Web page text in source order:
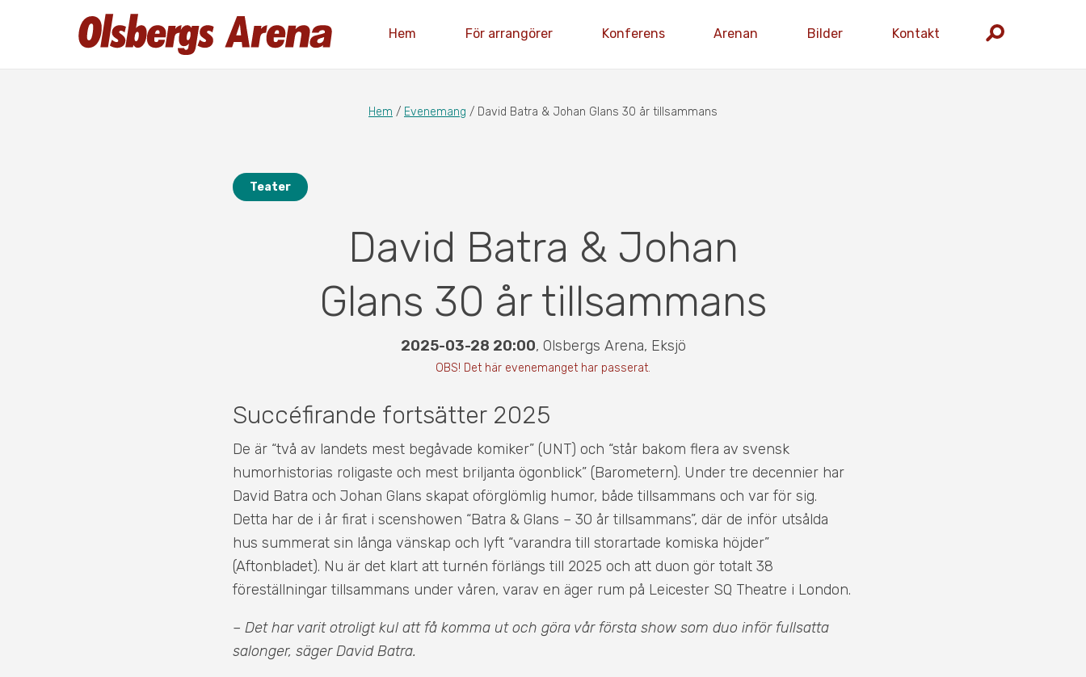
Hem För arrangörer Konferens Arenan Bilder Kontakt
Hem / Evenemang / David Batra & Johan Glans 30 år tillsammans
Teater
David Batra & Johan
Glans 30 år tillsammans
2025-03-28 20:00, Olsbergs Arena, Eksjö
OBS! Det här evenemanget har passerat.
Succéfirande fortsätter 2025
De är “två av landets mest begåvade komiker” (UNT) och “står bakom flera av svensk
humorhistorias roligaste och mest briljanta ögonblick” (Barometern). Under tre decennier har
David Batra och Johan Glans skapat oförglömlig humor, både tillsammans och var för sig.
Detta har de i år firat i scenshowen “Batra & Glans – 30 år tillsammans”, där de inför utsålda
hus summerat sin långa vänskap och lyft “varandra till storartade komiska höjder”
(Aftonbladet). Nu är det klart att turnén förlängs till 2025 och att duon gör totalt 38
föreställningar tillsammans under våren, varav en äger rum på Leicester SQ Theatre i London.
– Det har varit otroligt kul att få komma ut och göra vår första show som duo inför fullsatta
salonger, säger David Batra.